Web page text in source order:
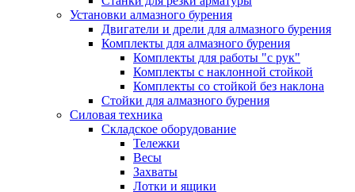
Установки алмазного бурения
Двигатели и дрели для алмазного бурения
Комплекты для алмазного бурения
Комплекты для работы "с рук"
Комплекты с наклонной стойкой
Комплекты со стойкой без наклона
Стойки для алмазного бурения
Силовая техника
Складское оборудование
Тележки
Весы
Захваты
Лотки и ящики